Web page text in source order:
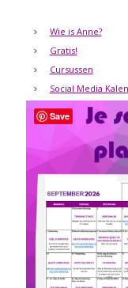
Wie is Anne?
Gratis!
Cursussen
Social Media
Save